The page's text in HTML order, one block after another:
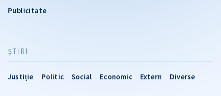
Publicitate
ŞTIRI
Justiție Politic Social Economic Extern Diverse